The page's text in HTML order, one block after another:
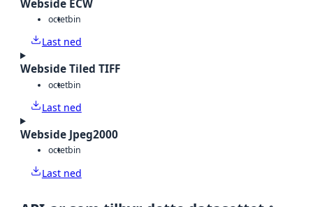
Webside ECW
octetbin
Last ned
Webside Tiled TIFF
octetbin
Last ned
Webside Jpeg2000
octetbin
Last ned